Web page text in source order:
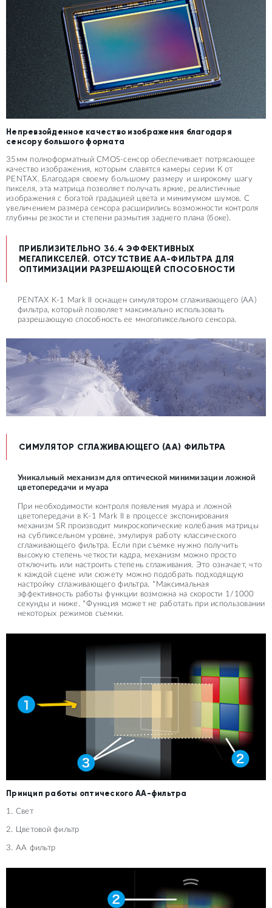
Непревзойденное качество изображения благодаря
сенсору большого формата
35мм полноформатный CMOS-сенсор обеспечивает потрясающее
качество изображения, которым славятся камеры серии К от
PENTAX. Благодаря своему большому размеру и широкому шагу
пикселя, эта матрица позволяет получать яркие, реалистичные
изображения с богатой градацией цвета и минимумом шумов. С
увеличением размера сенсора расширились возможности контроля
глубины резкости и степени размытия заднего плана (боке).
ПРИБЛИЗИТЕЛЬНО 36.4 ЭФФЕКТИВНЫХ
МЕГАПИКСЕЛЕЙ. ОТСУТСТВИЕ АА-ФИЛЬТРА ДЛЯ
ОПТИМИЗАЦИИ РАЗРЕШАЮЩЕЙ СПОСОБНОСТИ
PENTAX K-1 Mark II оснащен симулятором сглаживающего (АА)
фильтра, который позволяет максимально использовать
разрешающую способность ее многопиксельного сенсора.
СИМУЛЯТОР СГЛАЖИВАЮЩЕГО (АА) ФИЛЬТРА
Уникальный механизм для оптической минимизации ложной
цветопередачи и муара
При необходимости контроля появления муара и ложной
цветопередачи в K-1 Mark II в процессе экспонирования
механизм SR производит микроскопические колебания матрицы
на субпиксельном уровне, эмулируя работу классического
сглаживающего фильтра. Если при съемке нужно получить
высокую степень четкости кадра, механизм можно просто
отключить или настроить степень сглаживания. Это означает, что
к каждой сцене или сюжету можно подобрать подходящую
настройку сглаживающего фильтра. *Максимальная
эффективность работы функции возможна на скорости 1/1000
секунды и ниже. *Функция может не работать при использовании
некоторых режимов съемки.
Принцип работы оптического AA-фильтра
1. Свет
2. Цветовой фильтр
3. AA фильтр